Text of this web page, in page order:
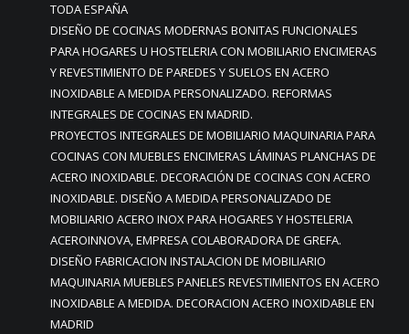
TODA ESPAÑA
DISEÑO DE COCINAS MODERNAS BONITAS FUNCIONALES
PARA HOGARES U HOSTELERIA CON MOBILIARIO ENCIMERAS
Y REVESTIMIENTO DE PAREDES Y SUELOS EN ACERO
INOXIDABLE A MEDIDA PERSONALIZADO. REFORMAS
INTEGRALES DE COCINAS EN MADRID.
PROYECTOS INTEGRALES DE MOBILIARIO MAQUINARIA PARA
COCINAS CON MUEBLES ENCIMERAS LÁMINAS PLANCHAS DE
ACERO INOXIDABLE. DECORACIÓN DE COCINAS CON ACERO
INOXIDABLE. DISEÑO A MEDIDA PERSONALIZADO DE
MOBILIARIO ACERO INOX PARA HOGARES Y HOSTELERIA
ACEROINNOVA, EMPRESA COLABORADORA DE GREFA.
DISEÑO FABRICACION INSTALACION DE MOBILIARIO
MAQUINARIA MUEBLES PANELES REVESTIMIENTOS EN ACERO
INOXIDABLE A MEDIDA. DECORACION ACERO INOXIDABLE EN
MADRID